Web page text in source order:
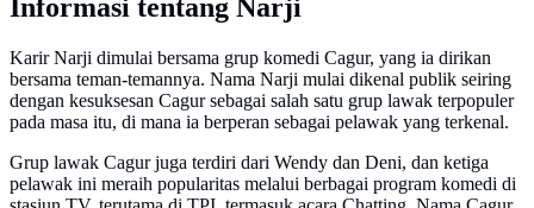
Informasi tentang Narji
Karir Narji dimulai bersama grup komedi Cagur, yang ia dirikan
bersama teman-temannya. Nama Narji mulai dikenal publik seiring
dengan kesuksesan Cagur sebagai salah satu grup lawak terpopuler
pada masa itu, di mana ia berperan sebagai pelawak yang terkenal.
Grup lawak Cagur juga terdiri dari Wendy dan Deni, dan ketiga
pelawak ini meraih popularitas melalui berbagai program komedi di